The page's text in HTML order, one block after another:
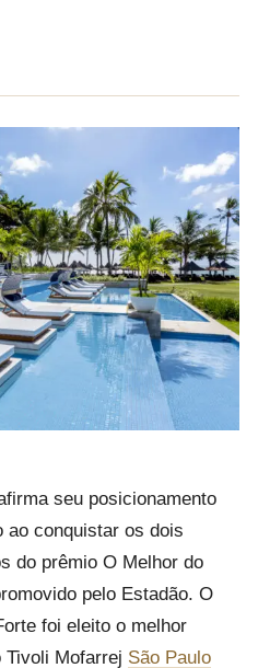
seu posicionamento
ao conquistar os dois
do prêmio O Melhor do
pelo Estadão. O
foi eleito o melhor
Tivoli Mofarrej São Paulo